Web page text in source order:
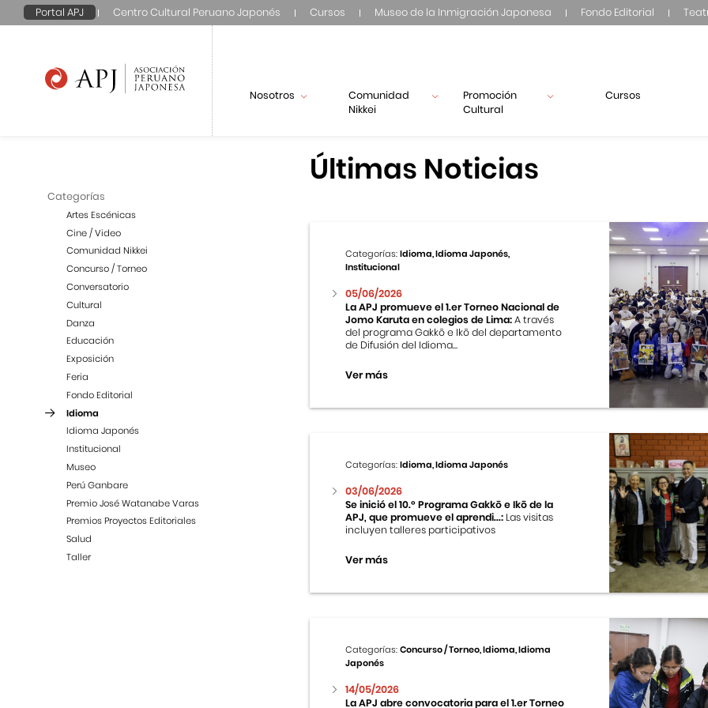
Portal APJ Centro Cultural Peruano Japonés Cursos Museo de la Inmigración Japonesa Fondo Editorial
Nosotros
Comunidad
Nikkei
Promoción
Cultural
Cursos
Categorías
Artes Escénicas
Cine / Video
Comunidad Nikkei
Concurso / Torneo
Conversatorio
Cultural
Danza
Educación
Exposición
Feria
Fondo Editorial
Idioma
Idioma Japonés
Institucional
Museo
Perú Ganbare
Premio José Watanabe Varas
Premios Proyectos Editoriales
Salud
Taller
Últimas Noticias
Categorías:Idioma, Idioma Japonés,
Institucional
05/06/2026
La APJ promueve el 1.er Torneo Nacional de
Jomo Karuta en colegios de Lima:A través
del programa Gakkō e Ikō del departamento
de Difusión del Idioma...
Ver más
Categorías:Idioma, Idioma Japonés
03/06/2026
Se inició el 10.º Programa Gakkō e Ikō de la
APJ, que promueve el aprendi...: Las visitas
incluyen talleres participativos
Ver más
Categorías:Concurso / Torneo, Idioma, Idioma
Japonés
14/05/2026
La APJ abre convocatoria para el 1.er Torneo